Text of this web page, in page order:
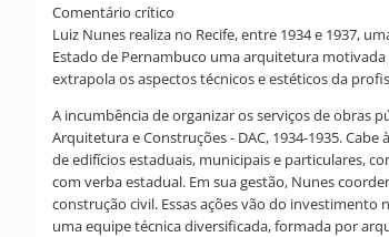
Comentário crítico
Luiz Nunes realiza no Recife, entre 1934 e 1937,
Estado de Pernambuco uma arquitetura
extrapola os aspectos técnicos e estéticos da
A incumbência de organizar os serviços de obras
Arquitetura e Construções - DAC, 1934-1935.
de edifícios estaduais, municipais e particulares,
com verba estadual. Em sua gestão, Nunes
construção civil. Essas ações vão do
uma equipe técnica diversificada, formada por